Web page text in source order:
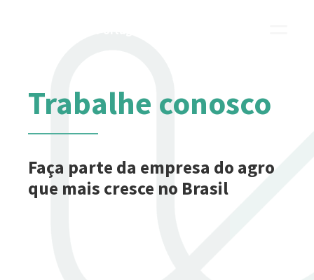
Trabalhe conosco
Faça parte da empresa do agro
que mais cresce no Brasil